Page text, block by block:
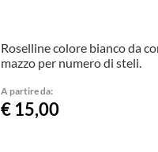
Roselline colore bianco da
mazzo per numero di steli.
A partire da:
€ 15,00